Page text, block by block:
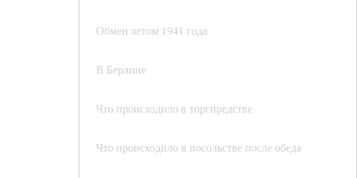
Обмен летом 1941 года
В Берлине
Что происходило в торгпредстве
Что происходило в посольстве после обеда